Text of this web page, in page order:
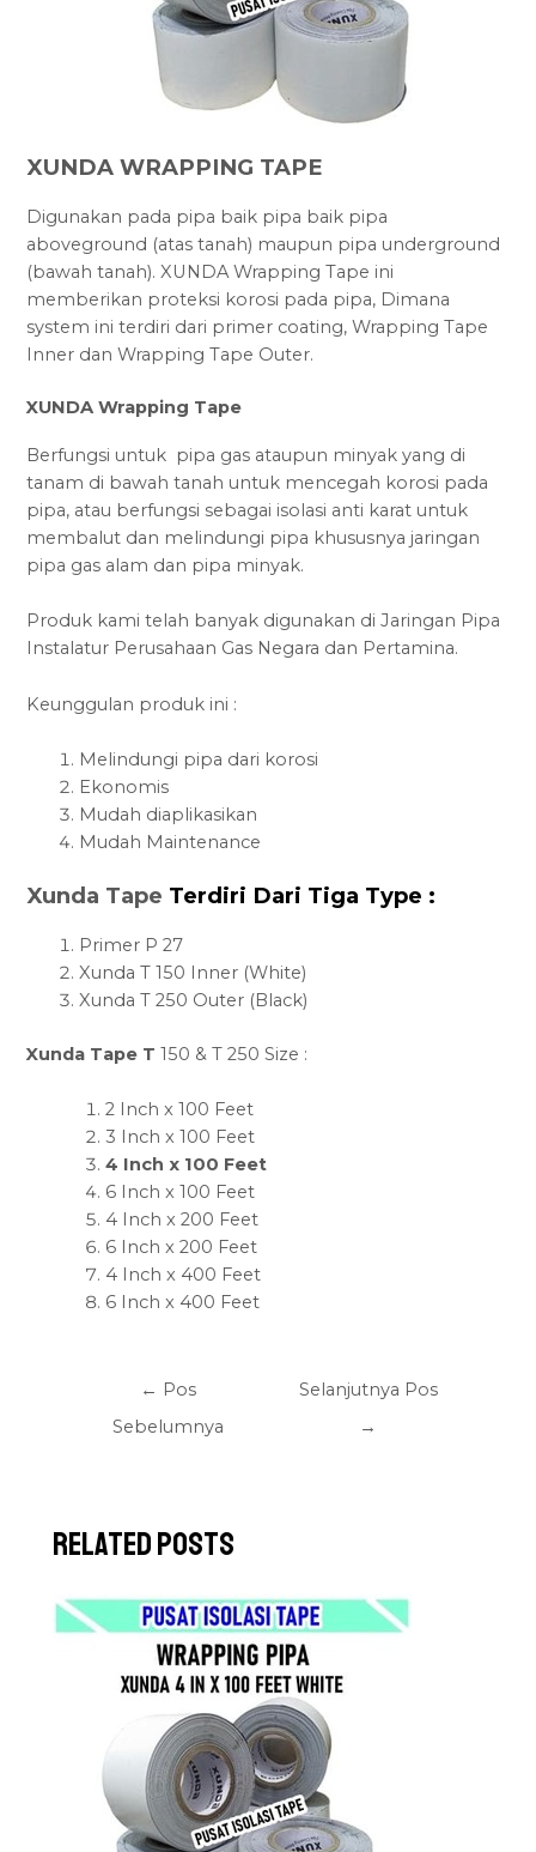
XUNDA WRAPPING TAPE
Digunakan pada pipa baik pipa baik pipa
aboveground (atas tanah) maupun pipa underground
(bawah tanah). XUNDA Wrapping Tape ini
memberikan proteksi korosi pada pipa, Dimana
system ini terdiri dari primer coating, Wrapping Tape
Inner dan Wrapping Tape Outer.
XUNDA Wrapping Tape
Berfungsi untuk pipa gas ataupun minyak yang di
tanam di bawah tanah untuk mencegah korosi pada
pipa, atau berfungsi sebagai isolasi anti karat untuk
membalut dan melindungi pipa khususnya jaringan
pipa gas alam dan pipa minyak.
Produk kami telah banyak digunakan di Jaringan Pipa
Instalatur Perusahaan Gas Negara dan Pertamina.
Keunggulan produk ini :
Melindungi pipa dari korosi
Ekonomis
Mudah diaplikasikan
Mudah Maintenance
Xunda Tape Terdiri Dari Tiga Type :
Primer P 27
Xunda T 150 Inner (White)
Xunda T 250 Outer (Black)
Xunda Tape T 150 & T 250 Size :
2 Inch x 100 Feet
3 Inch x 100 Feet
4 Inch x 100 Feet
6 Inch x 100 Feet
4 Inch x 200 Feet
6 Inch x 200 Feet
4 Inch x 400 Feet
6 Inch x 400 Feet
← Pos
Sebelumnya
Selanjutnya Pos
→
Related Posts